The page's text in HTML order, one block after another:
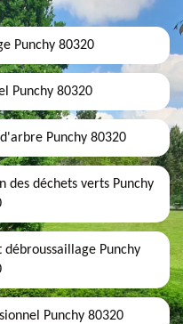
Punchy 80320
Punchy 80320
Punchy 80320
des déchets verts Punchy
Punchy
Punchy 80320